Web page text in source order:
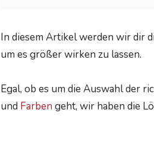
In diesem Artikel werden wir dir
um es größer wirken zu lassen.
Egal, ob es um die Auswahl der
und Farben geht, wir haben die